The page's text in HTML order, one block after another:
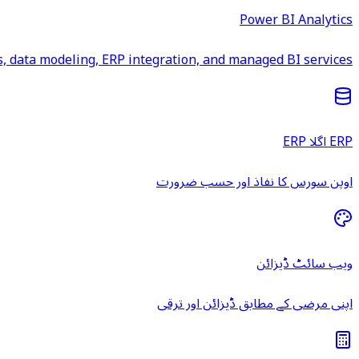
Power BI Analytics
data modeling, ERP integration, and managed BI services.
ERP اگلا ERP
اوپن سورس کا نفاذ اور حسب ضرورت
ویب سائٹ ڈیزائن
اپنی مرضی کے مطابق ڈیزائن اور ترقی